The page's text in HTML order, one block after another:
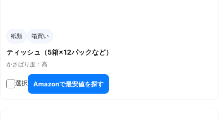
紙類 箱買い
ティッシュ（5箱×12パックなど）
かさばり度：高
選択 Amazonで最安値を探す